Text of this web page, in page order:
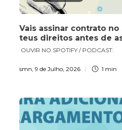
Vais assinar contrato no
teus direitos antes de
OUVIR NO SPOTIFY / PODCAST:
smn, 9 de Julho, 2026 1 min